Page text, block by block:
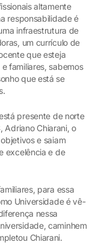
altamente
responsabilidade é
infraestrutura de
um currículo de
que esteja
familiares, sabemos
que está se
presente de norte
Adriano Chiarani, o
e saiam
excelência e de
para essa
Universidade é vê-
nessa
caminhem
Chiarani.